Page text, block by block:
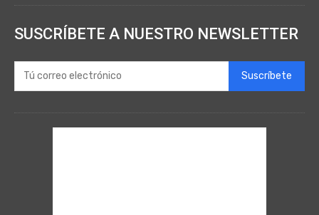
SUSCRÍBETE A NUESTRO NEWSLETTER
Suscríbete